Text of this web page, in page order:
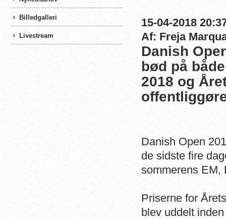
Billedgalleri
Livestream
15-04-2018
Af: Freja
Danish
bød på
2018 og
Danish Open
de sidste fire
sommerens
Priserne for
blev uddelt